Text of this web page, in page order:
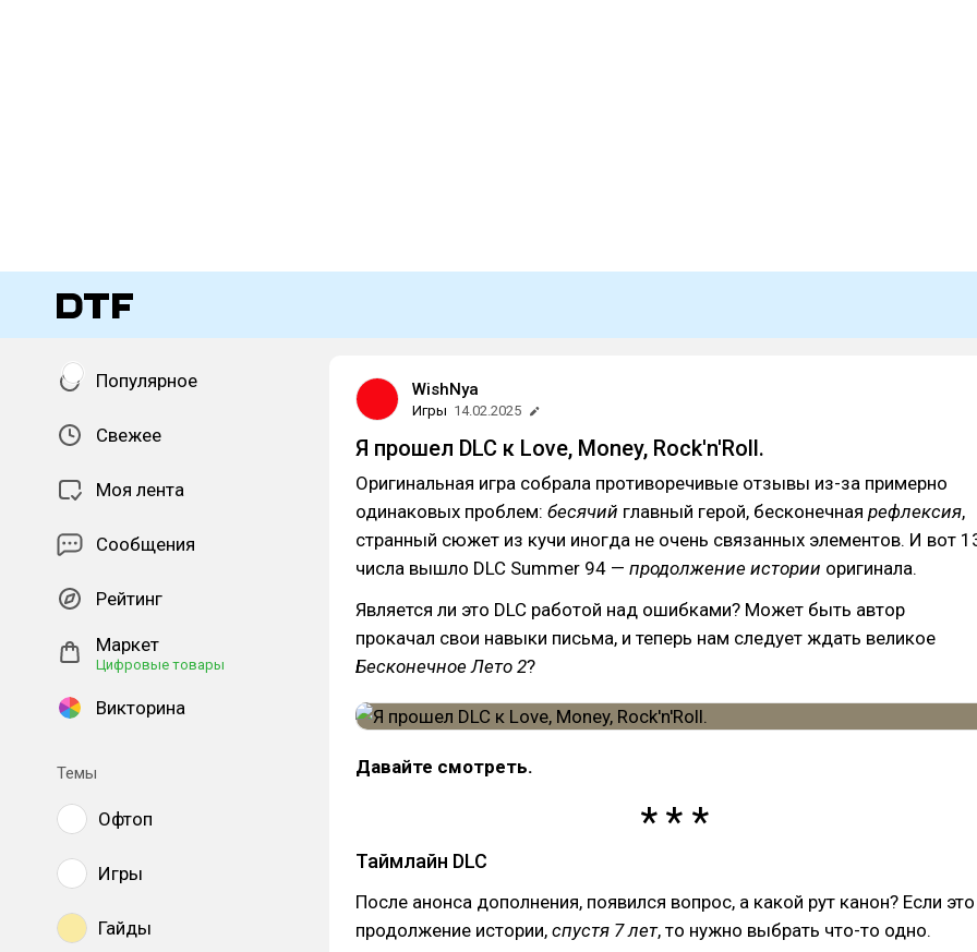
Популярное
Свежее
Моя лента
Сообщения
Рейтинг
Маркет
Цифровые товары
Викторина
Темы
Офтоп
Игры
Гайды
WishNya
Игры 14.02.2025
Я прошел DLC к Love, Money, Rock'n'Roll.
Оригинальная игра собрала противоречивые отзывы из-за примерно
одинаковых проблем: бесячий главный герой, бесконечная рефлексия,
странный сюжет из кучи иногда не очень связанных элементов. И вот
числа вышло DLC Summer 94 — продолжение истории оригинала.
Является ли это DLC работой над ошибками? Может быть автор
прокачал свои навыки письма, и теперь нам следует ждать великое
Бесконечное Лето 2?
Давайте смотреть.
Таймлайн DLC
После анонса дополнения, появился вопрос, а какой рут канон? Если это
продолжение истории, спустя 7 лет, то нужно выбрать что-то одно.